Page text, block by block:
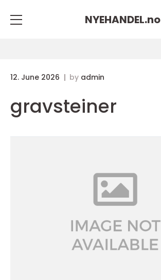
NYEHANDEL.no
12. June 2026 by admin
gravsteiner